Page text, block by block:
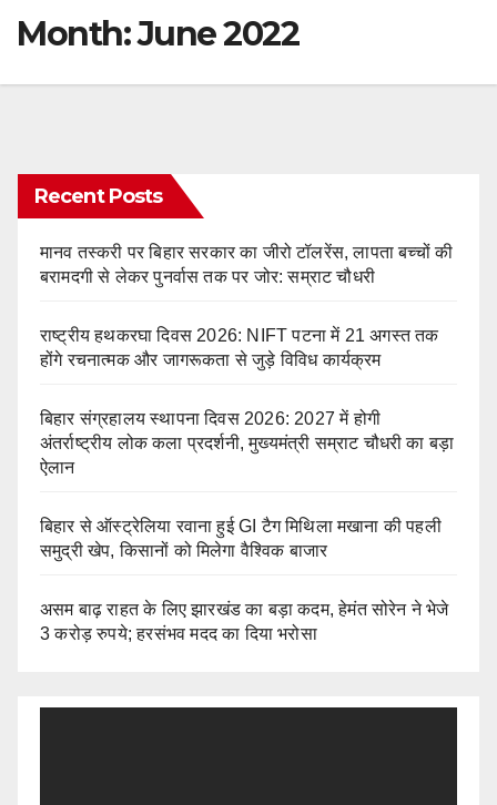
Month:June 2022
Recent Posts
मानव तस्करी पर बिहार सरकार का जीरो टॉलरेंस, लापता बच्चों की
बरामदगी से लेकर पुनर्वास तक पर जोर: सम्राट चौधरी
राष्ट्रीय हथकरघा दिवस 2026: NIFT पटना में 21 अगस्त तक
होंगे रचनात्मक और जागरूकता से जुड़े विविध कार्यक्रम
बिहार संग्रहालय स्थापना दिवस 2026: 2027 में होगी
अंतर्राष्ट्रीय लोक कला प्रदर्शनी, मुख्यमंत्री सम्राट चौधरी का बड़ा
ऐलान
बिहार से ऑस्ट्रेलिया रवाना हुई GI टैग मिथिला मखाना की पहली
समुद्री खेप, किसानों को मिलेगा वैश्विक बाजार
असम बाढ़ राहत के लिए झारखंड का बड़ा कदम, हेमंत सोरेन ने भेजे
3 करोड़ रुपये; हरसंभव मदद का दिया भरोसा